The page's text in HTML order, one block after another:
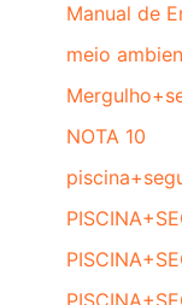
Manual de
meio
NOTA 10